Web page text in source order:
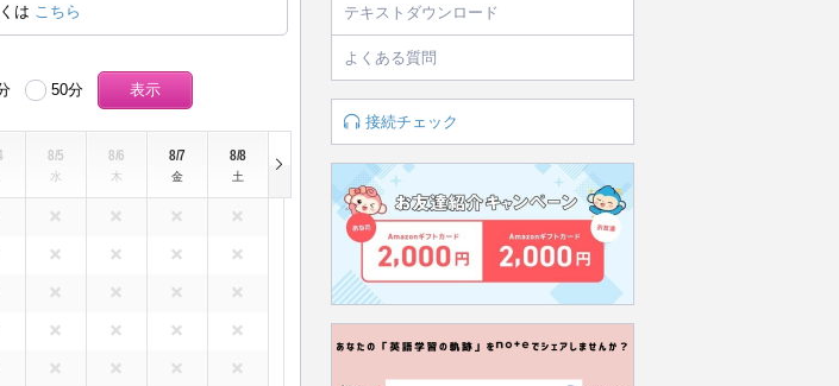
は こちら
50分
8/5
水
8/6
木
8/7
金
8/8
土
テキストダウンロード
よくある質問
接続チェック